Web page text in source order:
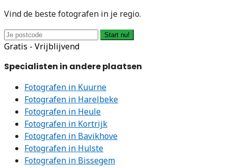
Vind de beste fotografen in je regio.
Start nu!
Gratis - Vrijblijvend
Specialisten in andere plaatsen
Fotografen in Kuurne
Fotografen in Harelbeke
Fotografen in Heule
Fotografen in Kortrijk
Fotografen in Bavikhove
Fotografen in Hulste
Fotografen in Bissegem